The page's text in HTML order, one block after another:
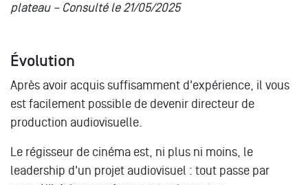
plateau – Consulté le 21/05/2025
Évolution
Après avoir acquis suffisamment d'expérience, il vous
est facilement possible de devenir directeur de
production audiovisuelle.
Le régisseur de cinéma est, ni plus ni moins, le
leadership d'un projet audiovisuel : tout passe par